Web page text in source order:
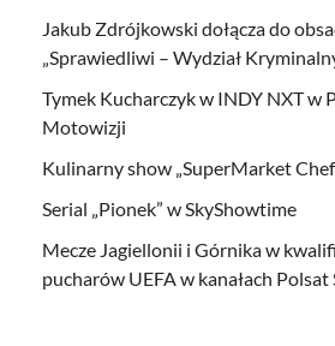
Jakub Zdrójkowski dołącza do
„Sprawiedliwi – Wydział
Tymek Kucharczyk w INDY NXT w
Motowizji
Kulinarny show „SuperMarket
Serial „Pionek” w SkyShowtime
Mecze Jagiellonii i Górnika w
pucharów UEFA w kanałach Polsat